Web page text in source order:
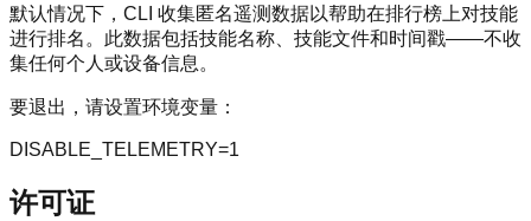
默认情况下，CLI 收集匿名遥测数据以帮助在排行榜上对技能
进行排名。此数据包括技能名称、技能文件和时间戳——不收
集任何个人或设备信息。
要退出，请设置环境变量：
DISABLE_TELEMETRY=1
许可证